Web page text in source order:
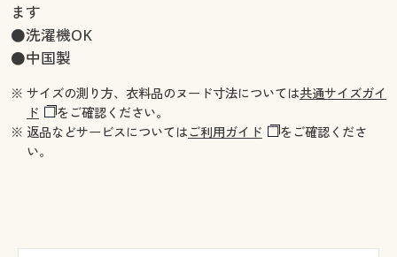
ます
●洗濯機OK
●中国製
※ サイズの測り方、衣料品のヌード寸法については共通サイズガイ
ド
をご確認ください。
※ 返品などサービスについてはご利用ガイド
をご確認くださ
い。